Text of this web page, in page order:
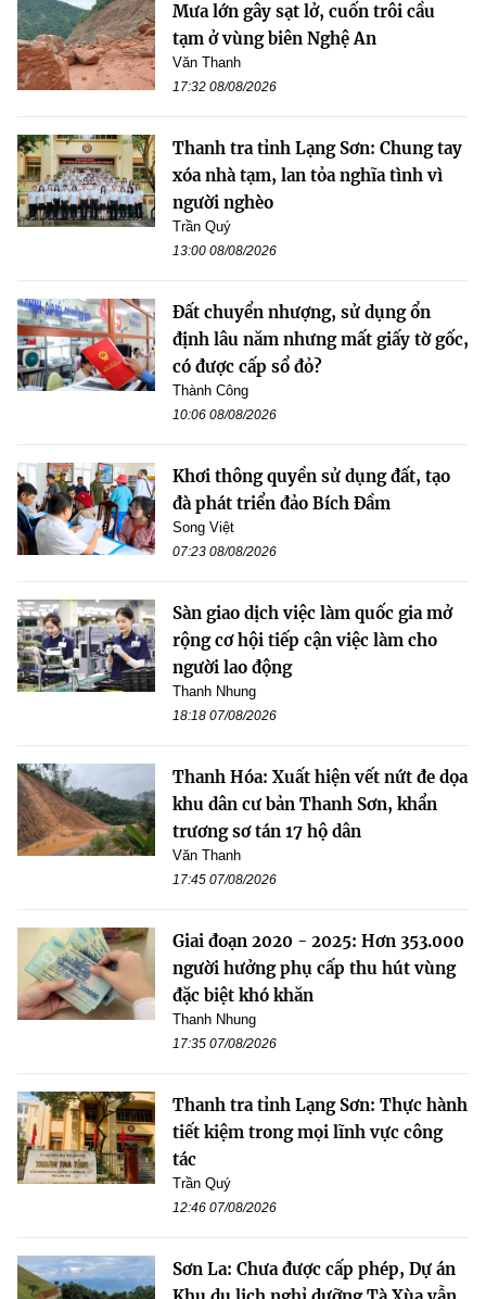
Mưa lớn gây sạt lở, cuốn trôi cầu
tạm ở vùng biên Nghệ An
Văn Thanh
17:32 08/08/2026
Thanh tra tỉnh Lạng Sơn: Chung tay
xóa nhà tạm, lan tỏa nghĩa tình vì
người nghèo
Trần Quý
13:00 08/08/2026
Đất chuyển nhượng, sử dụng ổn
định lâu năm nhưng mất giấy tờ gốc,
có được cấp sổ đỏ?
Thành Công
10:06 08/08/2026
Khơi thông quyền sử dụng đất, tạo
đà phát triển đảo Bích Đầm
Song Việt
07:23 08/08/2026
Sàn giao dịch việc làm quốc gia mở
rộng cơ hội tiếp cận việc làm cho
người lao động
Thanh Nhung
18:18 07/08/2026
Thanh Hóa: Xuất hiện vết nứt đe dọa
khu dân cư bản Thanh Sơn, khẩn
trương sơ tán 17 hộ dân
Văn Thanh
17:45 07/08/2026
Giai đoạn 2020 - 2025: Hơn 353.000
người hưởng phụ cấp thu hút vùng
đặc biệt khó khăn
Thanh Nhung
17:35 07/08/2026
Thanh tra tỉnh Lạng Sơn: Thực hành
tiết kiệm trong mọi lĩnh vực công
tác
Trần Quý
12:46 07/08/2026
Sơn La: Chưa được cấp phép, Dự án